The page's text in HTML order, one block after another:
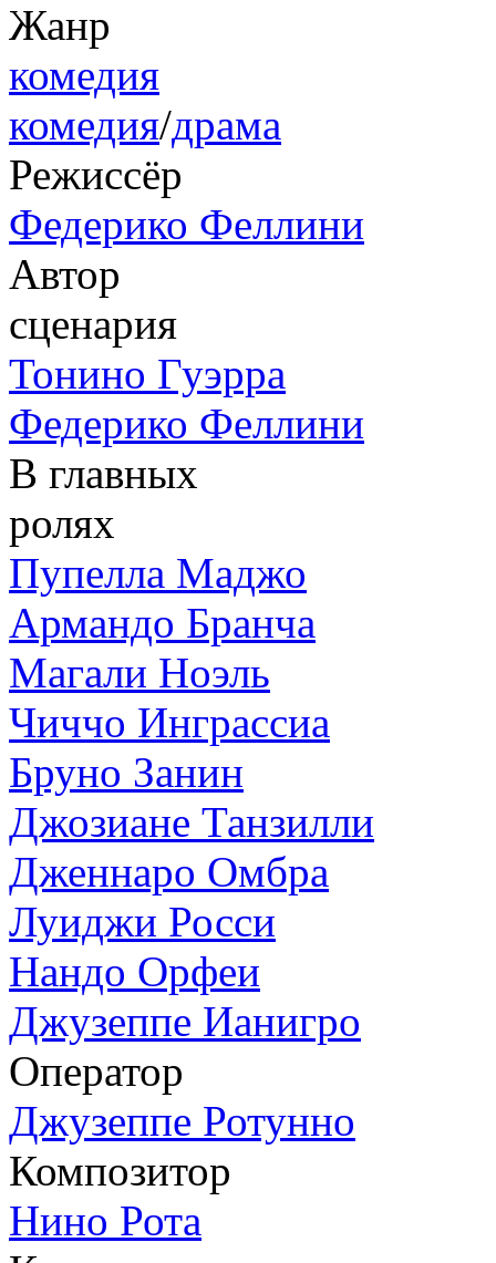
Жанр
комедия
комедия/драма
Режиссёр
Федерико Феллини
Автор
сценария
Тонино Гуэрра
Федерико Феллини
В главных
ролях
Пупелла Маджо
Армандо Бранча
Магали Ноэль
Чиччо Инграссиа
Бруно Занин
Джозиане Танзилли
Дженнаро Омбра
Луиджи Росси
Нандо Орфеи
Джузеппе Ианигро
Оператор
Джузеппе Ротунно
Композитор
Нино Рота